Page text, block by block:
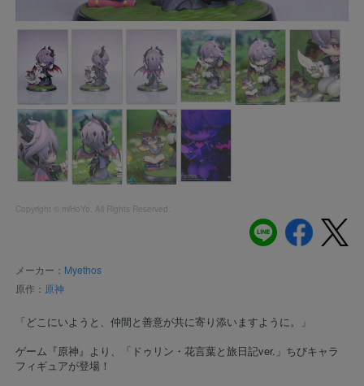
Copyright © miHoYo. All Rights Reserved.
メーカー： Myethos
原作： 原神
「どこにいようと、仲間と善意が共に寄り添いますように。」
ゲーム『原神』より、「ドゥリン・花言葉と旅日記ver.」ちびキャラ
フィギュアが登場！